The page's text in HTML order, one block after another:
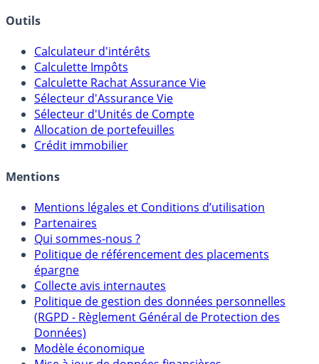
Banques & Comptes rémunérés
Outils
Calculateur d'intérêts
Calculette Impôts
Calculette Rachat Assurance Vie
Sélecteur d'Assurance Vie
Sélecteur d'Unités de Compte
Crédit immobilier
Mentions
Mentions légales et Conditions d’utilisation
Partenaires
Qui sommes-nous ?
Politique de référencement des placements
épargne
Collecte avis internautes
Politique de gestion des données personnelles
(RGPD - Règlement Général de Protection des